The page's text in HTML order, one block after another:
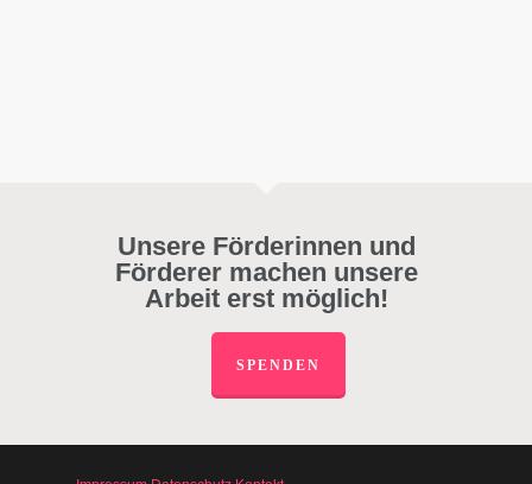
Unsere Förderinnen und
Förderer machen unsere
Arbeit erst möglich!
SPENDEN